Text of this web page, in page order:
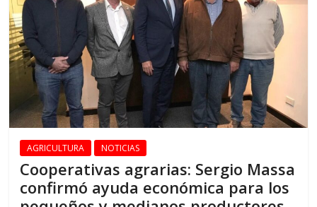
AGRICULTURA NOTICIAS
Cooperativas agrarias: Sergio Massa
confirmó ayuda económica para los